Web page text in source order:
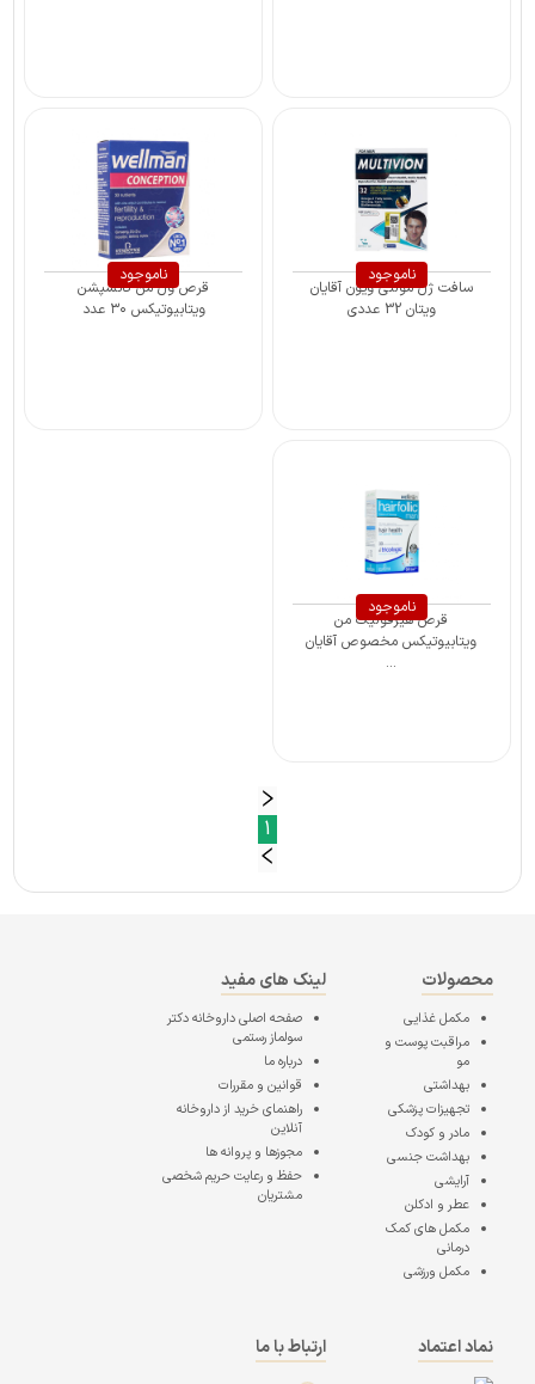
ناموجود
سافت ژل مولتی ویون آقایان
ویتان 32 عددی
ناموجود
قرص ول من کانسپشن
ویتابیوتیکس ۳۰ عدد
ناموجود
قرص هیرفولیک من
ویتابیوتیکس مخصوص آقایان
...
1
محصولات
مکمل غذایی
مراقبت پوست و
مو
بهداشتی
تجهیزات پزشکی
مادر و کودک
بهداشت جنسی
آرایشی
عطر و ادکلن
مکمل های کمک
درمانی
مکمل ورزشی
لینک های مفید
صفحه اصلیداروخانه دکتر
سولماز رستمی
درباره ما
قوانین و مقررات
راهنمای خرید از داروخانه
آنلاین
مجوزها و پروانه ها
حفظ و رعایت حریم شخصی
مشتریان
نماد اعتماد
ارتباط با ما